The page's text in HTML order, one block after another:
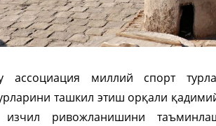
ассоциация миллий спорт
ташкил этиш орқали
ривожланишини